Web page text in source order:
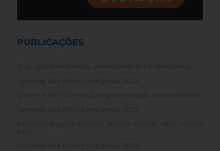
PUBLICAÇÕES
Diálogos interétnicos: ancestralidades e resistência
Semana dos Povos Indígenas 2024
Quem é ela? Conheça as guerreiras da ancestralidade
Semana dos Povos Indígenas 2023
Povos Indígenas: nossos direitos, nossas vidas, nossas
lutas
Semana dos Povos Indígenas 2022